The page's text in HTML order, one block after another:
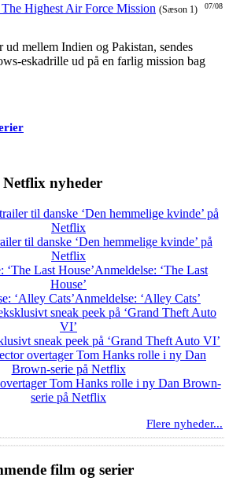
07/08
Highest Air Force Mission (Sæson 1)
mellem Indien og Pakistan, sendes
eskadrille ud på en farlig mission bag
Netflix nyheder
til danske ‘Den hemmelige kvinde’ på
Netflix
Anmeldelse: ‘The Last
House’
Anmeldelse: ‘Alley Cats’
sneak peek på ‘Grand Theft Auto VI’
Tom Hanks rolle i ny Dan Brown-
serie på Netflix
Flere nyheder...
film og serier